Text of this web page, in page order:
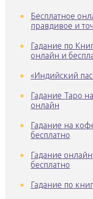
Бесплатное
правдивое и
Гадание по
онлайн и
«Индийский
Гадание Таро
онлайн
Гадание на
бесплатно
Гадание
бесплатно
Гадание по